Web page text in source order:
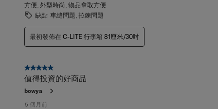
方便, 外型時尚, 物品拿取方便
缺點 車縫問題, 拉鍊問題
最初發佈在 C-LITE 行李箱 81厘米/30吋
5星，共5星。
值得投資的好商品
bowya
5 個月前